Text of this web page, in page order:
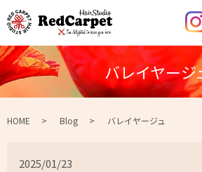
バレイヤージ
HOME Blog バレイヤージュ
2025/01/23